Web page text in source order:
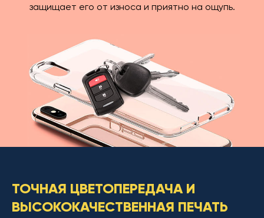
защищает его от износа и приятно на ощупь.
ТОЧНАЯ ЦВЕТОПЕРЕДАЧА И
ВЫСОКОКАЧЕСТВЕННАЯ ПЕЧАТЬ